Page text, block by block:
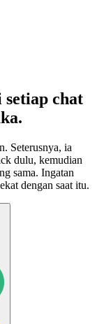
chat
Seterusnya, ia
dulu, kemudian
sama. Ingatan
dengan saat itu.